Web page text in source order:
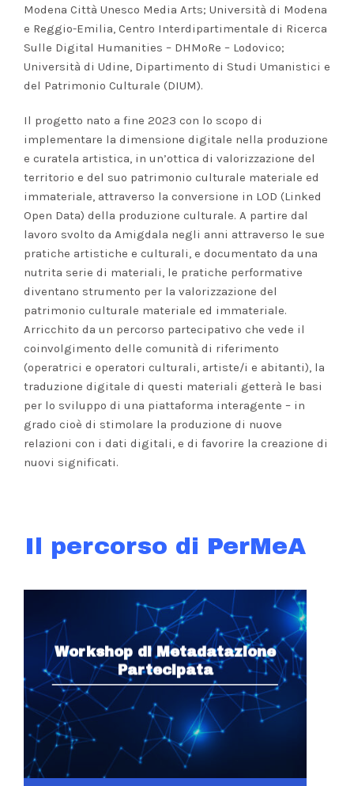
Modena Città Unesco Media Arts; Università di Modena
e Reggio-Emilia, Centro Interdipartimentale di Ricerca
Sulle Digital Humanities – DHMoRe – Lodovico;
Università di Udine, Dipartimento di Studi Umanistici e
del Patrimonio Culturale (DIUM).
Il progetto nato a fine 2023 con lo scopo di
implementare la dimensione digitale nella produzione
e curatela artistica, in un’ottica di valorizzazione del
territorio e del suo patrimonio culturale materiale ed
immateriale, attraverso la conversione in LOD (Linked
Open Data) della produzione culturale. A partire dal
lavoro svolto da Amigdala negli anni attraverso le sue
pratiche artistiche e culturali, e documentato da una
nutrita serie di materiali, le pratiche performative
diventano strumento per la valorizzazione del
patrimonio culturale materiale ed immateriale.
Arricchito da un percorso partecipativo che vede il
coinvolgimento delle comunità di riferimento
(operatrici e operatori culturali, artiste/i e abitanti), la
traduzione digitale di questi materiali getterà le basi
per lo sviluppo di una piattaforma interagente – in
grado cioè di stimolare la produzione di nuove
relazioni con i dati digitali, e di favorire la creazione di
nuovi significati.
Il percorso di PerMeA
Workshop di Metadatazione
Partecipata